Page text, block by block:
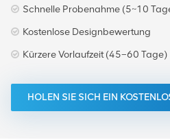
Schnelle Probenahme (5~10
Kostenlose Designbewertung
Kürzere Vorlaufzeit (45–60 Tage)
HOLEN SIE SICH EIN